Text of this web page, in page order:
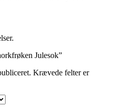
Julesok”
Krævede felter er